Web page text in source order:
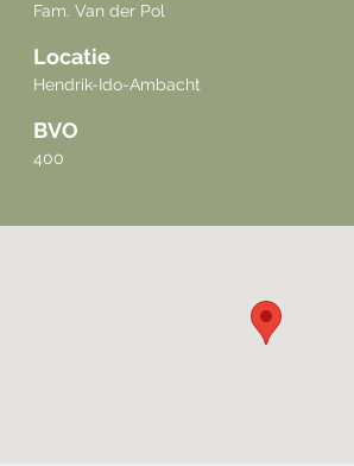
Fam. Van der Pol
Locatie
Hendrik-Ido-Ambacht
BVO
400